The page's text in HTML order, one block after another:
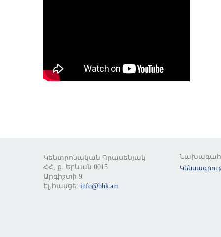
Կենտրոնական Գրասենյակ
ՀՀ, ք. Երևան 0015
Արգիշտի 9
Էլ.հասցե: info@bhk.am
Նախագահ